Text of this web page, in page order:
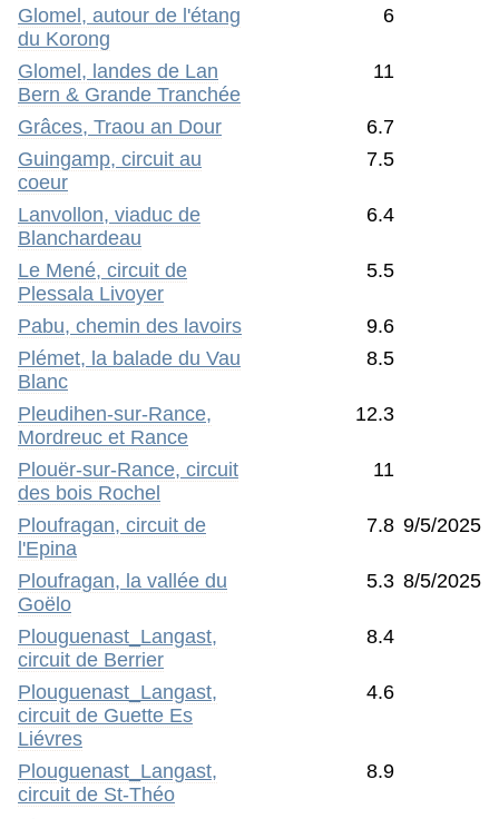
Glomel, autour de l'étang
du Korong
6
Glomel, landes de Lan
Bern & Grande Tranchée
11
Grâces, Traou an Dour
6.7
Guingamp, circuit au
coeur
7.5
Lanvollon, viaduc de
Blanchardeau
6.4
Le Mené, circuit de
Plessala Livoyer
5.5
Pabu, chemin des lavoirs
9.6
Plémet, la balade du Vau
Blanc
8.5
Pleudihen-sur-Rance,
Mordreuc et Rance
12.3
Plouër-sur-Rance, circuit
des bois Rochel
11
Ploufragan, circuit de
l'Epina
7.8 9/5/2025
Ploufragan, la vallée du
Goëlo
5.3 8/5/2025
Plouguenast_Langast,
circuit de Berrier
8.4
Plouguenast_Langast,
circuit de Guette Es
Liévres
4.6
Plouguenast_Langast,
circuit de St-Théo
8.9